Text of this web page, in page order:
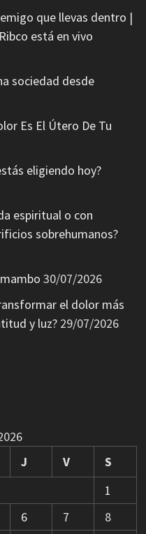
que llevas dentro |
está en vivo
sociedad desde
Es El Útero De Tu
eligiendo hoy?
espiritual o con
sobrehumanos?
30/07/2026
el dolor más
y luz? 29/07/2026
J V
S
1
6 7
8